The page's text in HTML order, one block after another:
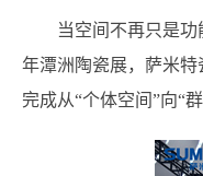
当空间不再只是
年潭洲陶瓷展，萨米特
完成从“个体空间”向“